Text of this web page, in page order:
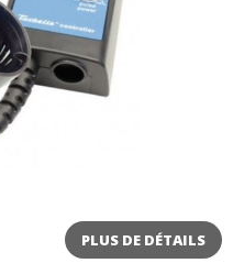
PLUS DE DÉTAILS